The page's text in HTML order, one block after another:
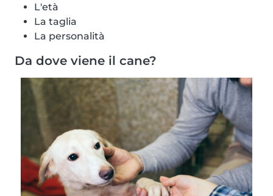
L'età
La taglia
La personalità
Da dove viene il cane?